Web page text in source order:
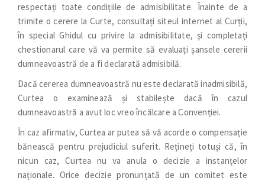
respectați toate condițiile de admisibilitate. Înainte de a
trimite o cerere la Curte, consultați siteul internet al Curții,
în special Ghidul cu privire la admisibilitate, și completați
chestionarul care vă va permite să evaluați șansele cererii
dumneavoastră de a fi declarată admisibilă.
Dacă cererea dumneavoastră nu este declarată inadmisibilă,
Curtea o examinează și stabilește dacă în cazul
dumneavoastră a avut loc vreo încălcare a Convenției.
În caz afirmativ, Curtea ar putea să vă acorde o compensație
bănească pentru prejudiciul suferit. Rețineți totuși că, în
nicun caz, Curtea nu va anula o decizie a instanțelor
naționale. Orice decizie pronunțată de un comitet este